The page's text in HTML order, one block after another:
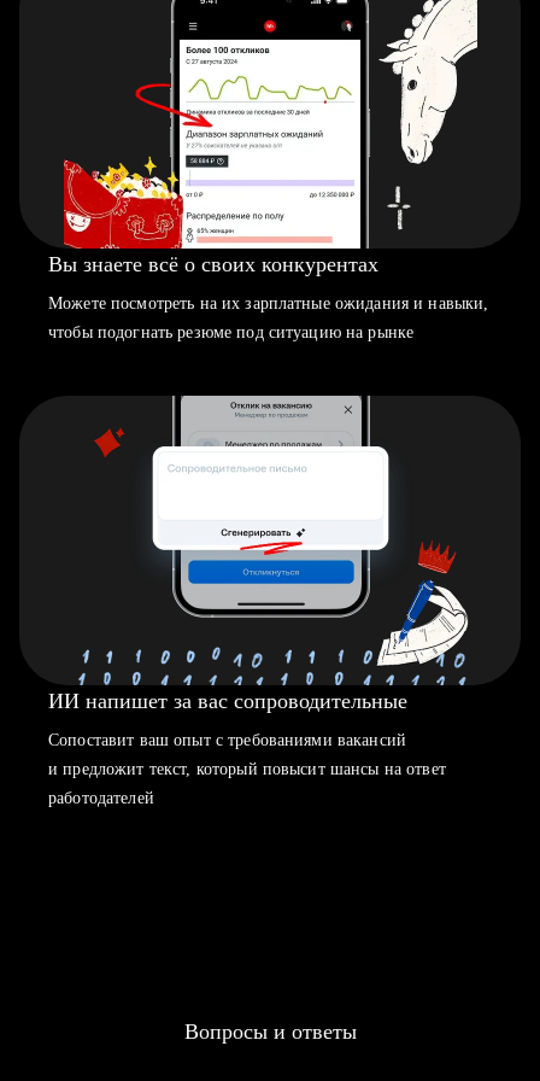
Вы знаете всё о своих конкурентах
Можете посмотреть на их зарплатные ожидания и навыки,
чтобы подогнать резюме под ситуацию на рынке
ИИ напишет за вас сопроводительные
Сопоставит ваш опыт с требованиями вакансий
и предложит текст, который повысит шансы на ответ
работодателей
Вопросы и ответы